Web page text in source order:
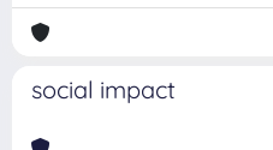
social impact